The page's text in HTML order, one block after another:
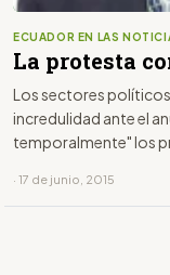
ECUADOR EN LAS
La protesta
Los sectores
incredulidad ante el
temporalmente" los
· 17 de junio, 2015